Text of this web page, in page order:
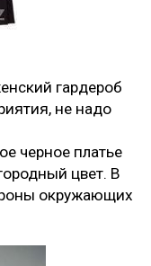
гардероб
не надо
черное платье
цвет. В
окружающих